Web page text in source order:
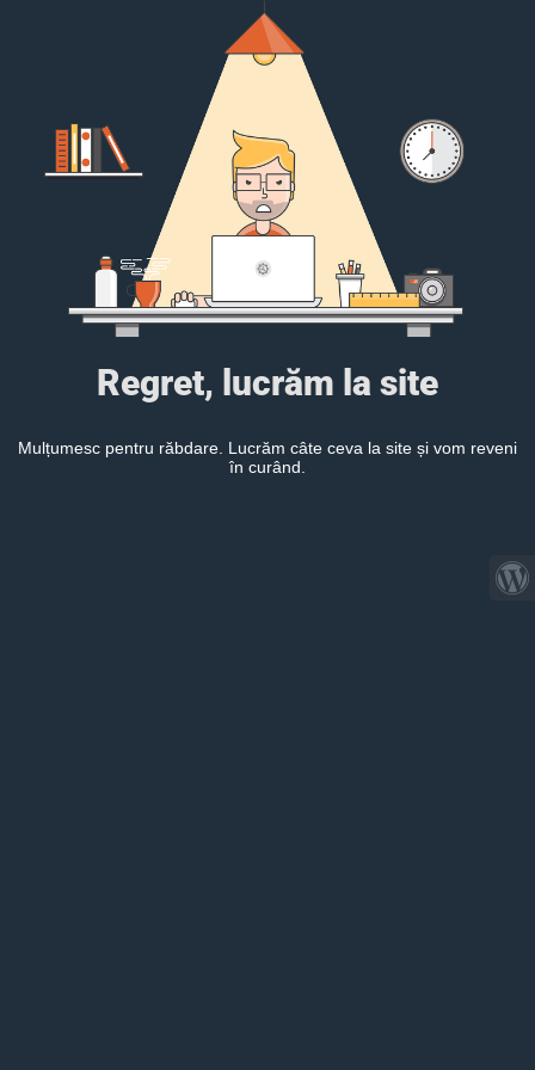
Regret, lucrăm la site
Mulțumesc pentru răbdare. Lucrăm câte ceva la site și vom reveni
în curând.